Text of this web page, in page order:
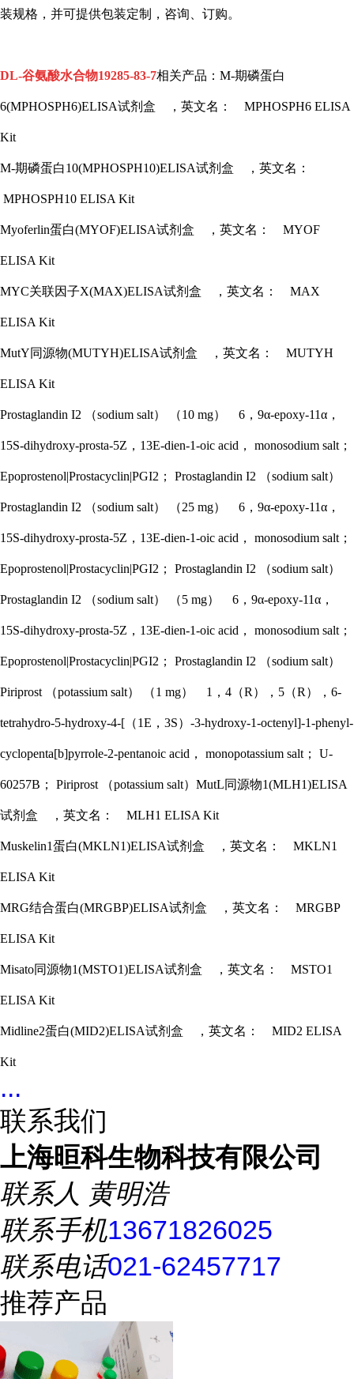
装规格，并可提供包装定制，咨询、订购。
DL-谷氨酸水合物19285-83-7相关产品： M-期磷蛋白
6(MPHOSPH6)ELISA试剂盒 ，英文名： MPHOSPH6 ELISA
Kit
M-期磷蛋白10(MPHOSPH10)ELISA试剂盒 ，英文名：
MPHOSPH10 ELISA Kit
Myoferlin蛋白(MYOF)ELISA试剂盒 ，英文名： MYOF
ELISA Kit
MYC关联因子X(MAX)ELISA试剂盒 ，英文名： MAX
ELISA Kit
MutY同源物(MUTYH)ELISA试剂盒 ，英文名： MUTYH
ELISA Kit
Prostaglandin I2 （sodium salt） （10 mg） 6，9α-epoxy-11α，
15S-dihydroxy-prosta-5Z，13E-dien-1-oic acid， monosodium salt；
Epoprostenol|Prostacyclin|PGI2； Prostaglandin I2 （sodium salt）
Prostaglandin I2 （sodium salt） （25 mg） 6，9α-epoxy-11α，
15S-dihydroxy-prosta-5Z，13E-dien-1-oic acid， monosodium salt；
Epoprostenol|Prostacyclin|PGI2； Prostaglandin I2 （sodium salt）
Prostaglandin I2 （sodium salt） （5 mg） 6，9α-epoxy-11α，
15S-dihydroxy-prosta-5Z，13E-dien-1-oic acid， monosodium salt；
Epoprostenol|Prostacyclin|PGI2； Prostaglandin I2 （sodium salt）
Piriprost （potassium salt） （1 mg） 1，4（R），5（R），6-
tetrahydro-5-hydroxy-4-[（1E，3S）-3-hydroxy-1-octenyl]-1-phenyl-
cyclopenta[b]pyrrole-2-pentanoic acid， monopotassium salt； U-
60257B； Piriprost （potassium salt） MutL同源物1(MLH1)ELISA
试剂盒 ，英文名： MLH1 ELISA Kit
Muskelin1蛋白(MKLN1)ELISA试剂盒 ，英文名： MKLN1
ELISA Kit
MRG结合蛋白(MRGBP)ELISA试剂盒 ，英文名： MRGBP
ELISA Kit
Misato同源物1(MSTO1)ELISA试剂盒 ，英文名： MSTO1
ELISA Kit
Midline2蛋白(MID2)ELISA试剂盒 ，英文名： MID2 ELISA
Kit
...
联系我们
上海晅科生物科技有限公司
联系人 黄明浩
联系手机13671826025
联系电话021-62457717
推荐产品